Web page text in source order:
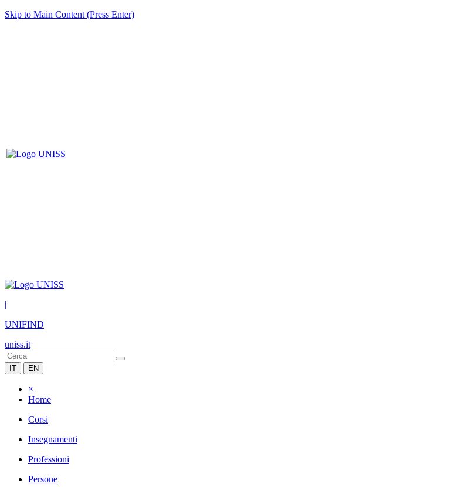
Skip to Main Content (Press Enter)
|
UNIFIND
uniss.it
IT EN
×
Home
Corsi
Insegnamenti
Professioni
Persone